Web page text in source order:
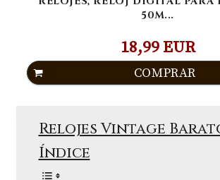
50M...
18,99 EUR
COMPRAR
Relojes Vintage
Índice